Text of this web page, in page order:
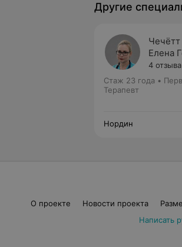
Другие
Чечётт
Елена
4 отзыва
Стаж 23 года •
Терапевт
Нордин
О проекте Новости проекта
Написать